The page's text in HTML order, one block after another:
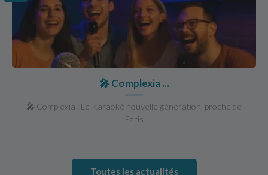
🎤 Complexia ...
🎤 Complexia : Le Karaoké nouvelle génération, proche de
Paris
Toutes les actualités